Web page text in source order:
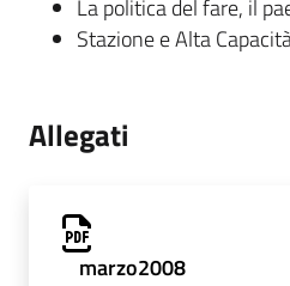
La politica del fare, il
Stazione e Alta
Allegati
marzo2008